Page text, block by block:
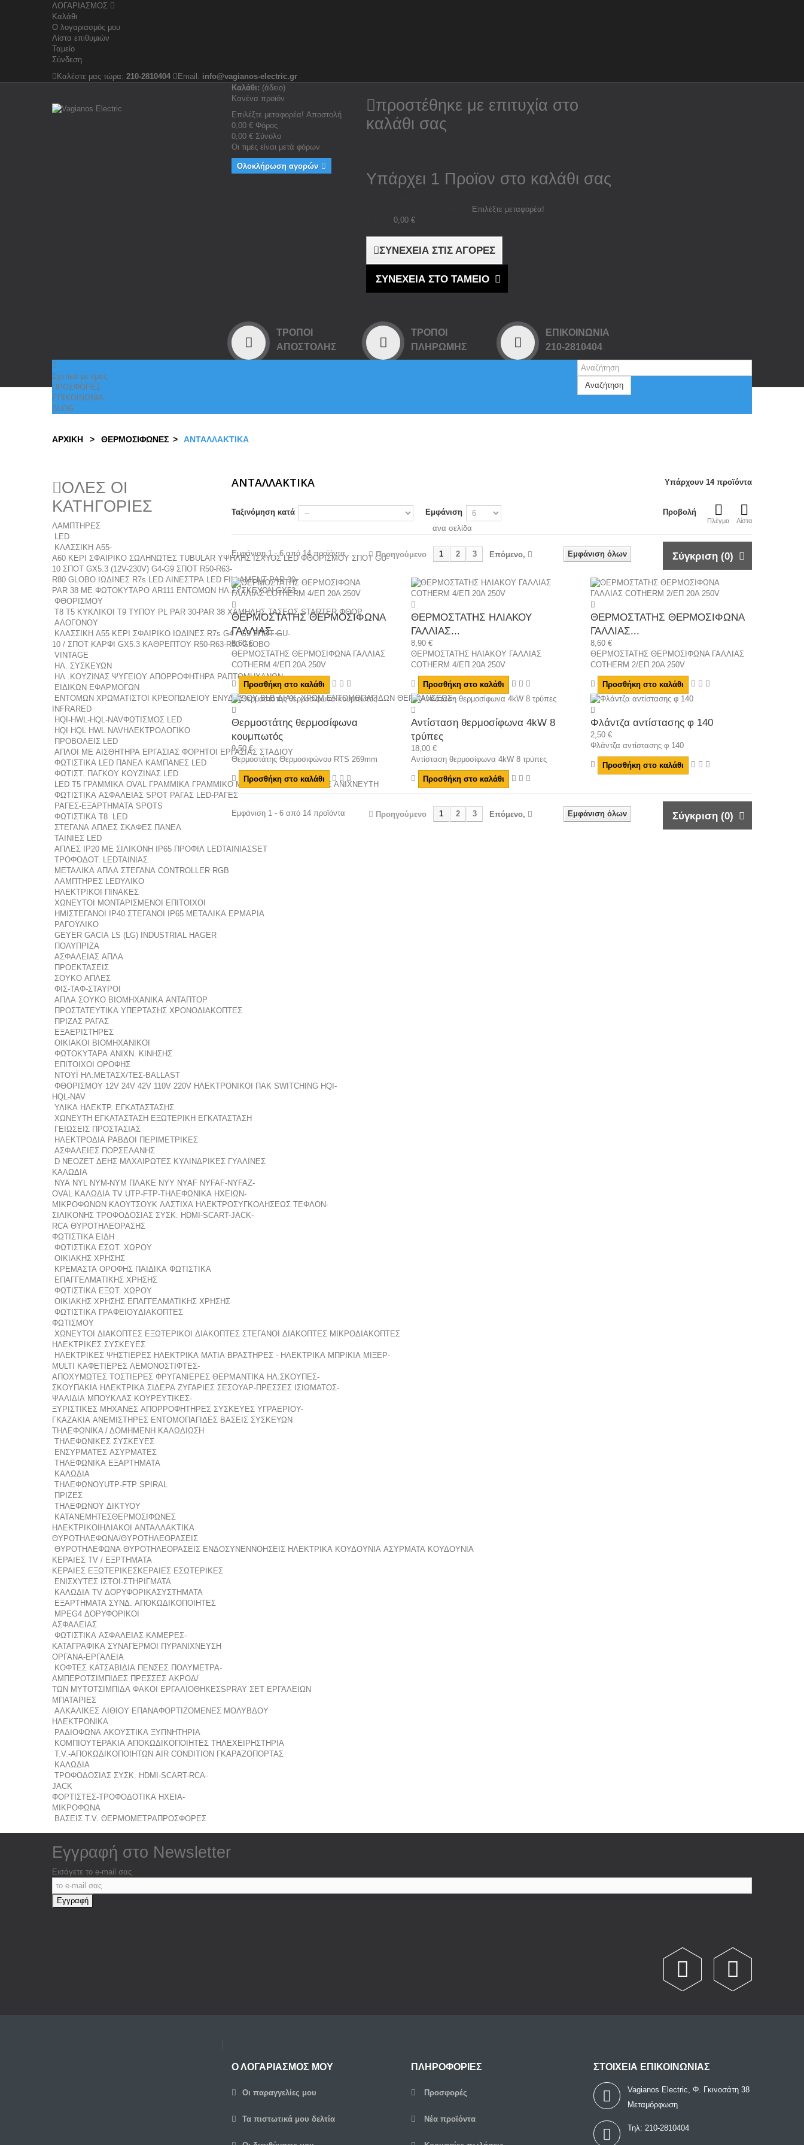
ΛΟΓΑΡΙΑΣΜΟΣ
Καλάθι
Ο λογαριασμός μου
Λίστα επιθυμιών
Ταμείο
Σύνδεση
Καλέστε μας τώρα: 210-2810404 Email: info@vagianos-electric.gr
Καλάθι: (άδειο)
Κανένα προϊόν
Επιλέξτε μεταφορέα! Αποστολή
0,00 € Φόρος
0,00 € Σύνολο
Οι τιμές είναι μετά φόρων
Ολοκλήρωση αγορών
προστέθηκε με επιτυχία στο
καλάθι σας
Υπάρχει 1 Προϊον στο καλάθι σας
Επιλέξτε μεταφορέα!
0,00 €
ΣΥΝΕΧΕΙΑ ΣΤΙΣ ΑΓΟΡΕΣ
ΣΥΝΕΧΕΙΑ ΣΤΟ ΤΑΜΕΙΟ
ΤΡΌΠΟΙ
ΑΠΟΣΤΟΛΉΣ
ΤΡΌΠΟΙ
ΠΛΗΡΩΜΉΣ
ΕΠΙΚΟΙΝΩΝΙΑ
210-2810404
Αναζήτηση
Σχετικά με έμας
ΠΡΟΣΦΟΡΕΣ
EΠΙΚΟΙΝΩΝΙΑ
BLOG
ΑΡΧΙΚΉ > ΘΕΡΜΟΣΙΦΩΝΕΣ > ΑΝΤΑΛΛΑΚΤΙΚΑ
ΟΛΕΣ ΟΙ
ΚΑΤΗΓΟΡΙΕΣ
ΛΑΜΠΤΗΡΕΣ
LED
ΚΛΑΣΣΙΚΗ Α55-
Α60 ΚΕΡΙ ΣΦΑΙΡΙΚΟ ΣΩΛΗΝΩΤΕΣ TUBULAR ΥΨΗΛΗΣ ΙΣΧΥΟΣLED ΦΘΟΡΙΣΜΟΥ ΣΠΟΤ GU-
10 ΣΠΟΤ GX5.3 (12V-230V) G4-G9 ΣΠΟΤ R50-R63-
R80 GLOBO ΙΩΔΙΝΕΣ R7s LED ΛΙΝΕΣΤΡΑ LED FILLAMENTPAR 30-
PAR 38 ΜΕ ΦΩΤΟΚΥΤΑΡΟ AR111 ΕΝΤΟΜΩΝ ΗΛ.ΣΥΣΚΕΥΩΝGX53
ΦΘΟΡΙΣΜΟΥ
T8 T5 ΚΥΚΛΙΚΟΙ Τ9 ΤΥΠΟΥ PL PAR 30-PAR 38 ΧΑΜΗΛΗΣ ΤΑΣΕΩΣSTARTER ΦΘΟΡ
ΑΛΟΓΟΝΟΥ
ΚΛΑΣΣΙΚΗ Α55 ΚΕΡΙ ΣΦΑΙΡΙΚΟ ΙΩΔΙΝΕΣ R7s G4 / G9ΣΠΟΤ GU-
10 / ΣΠΟΤ ΚΑΡΦΙ GX5.3 ΚΑΘΡΕΠΤΟΥ R50-R63-R80GLOBO
VINTAGE
ΗΛ. ΣΥΣΚΕΥΩΝ
ΗΛ .ΚΟΥΖΙΝΑΣ ΨΥΓΕΙΟΥ ΑΠΟΡΡΟΦΗΤΗΡΑ ΡΑΠΤΟΜΗΧΑΝΩΝ
ΕΙΔΙΚΩΝ ΕΦΑΡΜΟΓΩΝ
ΕΝΤΟΜΩΝ ΧΡΩΜΑΤΙΣΤΟΙ ΚΡΕΟΠΩΛΕΙΟΥ ΕΝΥΔΡΕΙΟΥBLB ΔΙΑΧ. ΧΡΩΜΕΝΤΟΜΟΠΑΓΙΔΩΝ ΘΕΡΜΑΝΣΕΩΣ-
INFRARED
HQI-HWL-HQL-NAV
HQI
HQL HWL NAV
ΦΩΤΙΣΜΟΣ LED
ΠΡΟΒΟΛΕΙΣ LED
ΑΠΛΟΙ
ΜΕ ΑΙΣΘΗΤΗΡΑ ΕΡΓΑΣΙΑΣ ΦΟΡΗΤΟΙ ΕΡΓΑΣΙΑΣ ΣΤΑΔΙΟΥ
ΦΩΤΙΣΤΙΚΑ LED ΠΑΝΕΛ ΚΑΜΠΑΝΕΣ LED
ΦΩΤΙΣΤ. ΠΑΓΚΟΥ ΚΟΥΖΙΝΑΣ LED
LED T5 ΓΡΑΜΜΙΚΑ OVAL ΓΡΑΜΜΙΚΑ ΓΡΑΜΜΙΚΟ ΜΕ ΠΡΙΖΑΓΡΑΜΜΙΚΟ ΜΕ ΑΝΙΧΝΕΥΤΗ
ΦΩΤΙΣΤΙΚΑ ΑΣΦΑΛΕΙΑΣ SPOT ΡΑΓΑΣ LED-ΡΑΓΕΣ
ΡΑΓΕΣ-ΕΞΑΡΤΗΜΑΤΑ SPOTS
ΦΩΤΙΣΤΙΚΑ Τ8 LED
ΣΤΕΓΑΝΑ ΑΠΛΕΣ ΣΚΑΦΕΣ ΠΑΝΕΛ
TAINIΕΣ LED
ΑΠΛΕΣ IP20 ΜΕ ΣΙΛΙΚΟΝΗ IP65 ΠΡΟΦΙΛ LEDΤΑΙΝΙΑΣSET
ΤΡΟΦΟΔΟΤ. LEDΤΑΙΝΙΑΣ
ΜΕΤΑΛΙΚΑ ΑΠΛΑ ΣΤΕΓΑΝΑ CONTROLLER RGB
ΛΑΜΠΤΗΡΕΣ LED
ΗΛΕΚΤΡΟΛΟΓΙΚΟ
ΥΛΙΚΟ
ΗΛΕΚΤΡΙΚΟΙ ΠΙΝΑΚΕΣ
ΧΩΝΕΥΤΟΙ
ΜΟΝΤΑΡΙΣΜΕΝΟΙ
ΕΠΙΤΟΙΧΟΙ
ΗΜΙΣΤΕΓΑΝΟΙ IP40 ΣΤΕΓΑΝΟΙ IP65 ΜΕΤΑΛΙΚΑ ΕΡΜΑΡΙΑ
ΡΑΓΟΫΛΙΚΟ
GEYER GACIA LS (LG) INDUSTRIAL HAGER
ΠΟΛΥΠΡΙΖΑ
ΑΣΦΑΛΕΙΑΣ ΑΠΛΑ
ΠΡΟΕΚΤΑΣΕΙΣ
ΣΟΥΚΟ ΑΠΛΕΣ
ΦΙΣ-ΤΑΦ-ΣΤΑΥΡΟΙ
ΑΠΛΑ ΣΟΥΚΟ ΒΙΟΜΗΧΑΝΙΚΑ ΑΝΤΑΠΤΟΡ
ΠΡΟΣΤΑΤΕΥΤΙΚΑ ΥΠΕΡΤΑΣΗΣ ΧΡΟΝΟΔΙΑΚΟΠΤΕΣ
ΠΡΙΖΑΣ ΡΑΓΑΣ
ΕΞΑΕΡΙΣΤΗΡΕΣ
ΟΙΚΙΑΚΟΙ
ΒΙΟΜΗΧΑΝΙΚΟΙ
ΦΩΤΟΚΥΤΑΡΑ ΑΝΙΧΝ. ΚΙΝΗΣΗΣ
ΕΠΙΤΟΙΧΟΙ ΟΡΟΦΗΣ
ΝΤΟΥΪ
ΗΛ.ΜΕΤΑΣΧ/ΤΕΣ-BALLAST
ΦΘΟΡΙΣΜΟΥ 12V 24V 42V 110V 220V ΗΛΕΚΤΡΟΝΙΚΟΙ ΠΑΚ SWITCHING HQI-
HQL-NAV
ΥΛΙΚΑ ΗΛΕΚΤΡ. ΕΓΚΑΤΑΣΤΑΣΗΣ
ΧΩΝΕΥΤΗ ΕΓΚΑΤΑΣΤΑΣΗ ΕΞΩΤΕΡΙΚΗ ΕΓΚΑΤΑΣΤΑΣΗ
ΓΕΙΩΣΕΙΣ ΠΡΟΣΤΑΣΙΑΣ
ΗΛΕΚΤΡΟΔΙΑ ΡΑΒΔΟΙ
ΠΕΡΙΜΕΤΡΙΚΕΣ
ΑΣΦΑΛΕΙΕΣ ΠΟΡΣΕΛΑΝΗΣ
D NEOZET ΔΕΗΣ ΜΑΧΑΙΡΩΤΕΣ ΚΥΛΙΝΔΡΙΚΕΣ ΓΥΑΛΙΝΕΣ
ΚΑΛΩΔΙΑ
NYA NYL NYM-NYM ΠΛΑΚΕ NYY NYAF NYFAF-NYFAZ-
OVAL ΚΑΛΩΔΙΑ TV UTP-FTP-ΤΗΛΕΦΩΝΙΚΑ ΗΧΕΙΩΝ-
ΜΙΚΡΟΦΩΝΩΝ ΚΑΟΥΤΣΟΥΚ ΛΑΣΤΙΧΑ ΗΛΕΚΤΡΟΣΥΓΚΟΛΗΣΕΩΣ ΤΕΦΛΟΝ-
ΣΙΛΙΚΟΝΗΣ ΤΡΟΦΟΔΟΣΙΑΣ ΣΥΣΚ. HDMI-SCART-JACK-
RCA ΘΥΡΟΤΗΛΕΟΡΑΣΗΣ
ΦΩΤΙΣΤΙΚΑ ΕΙΔΗ
ΦΩΤΙΣΤΙΚΑ ΕΣΩΤ. ΧΩΡΟΥ
ΟΙΚΙΑΚΗΣ ΧΡΗΣΗΣ
ΚΡΕΜΑΣΤΑ ΟΡΟΦΗΣ ΠΑΙΔΙΚΑ ΦΩΤΙΣΤΙΚΑ
ΕΠΑΓΓΕΛΜΑΤΙΚΗΣ ΧΡΗΣΗΣ
ΦΩΤΙΣΤΙΚΑ ΕΞΩΤ. ΧΩΡΟΥ
ΟΙΚΙΑΚΗΣ ΧΡΗΣΗΣ ΕΠΑΓΓΕΛΜΑΤΙΚΗΣ ΧΡΗΣΗΣ
ΦΩΤΙΣΤΙΚΑ ΓΡΑΦΕΙΟΥΔΙΑΚΟΠΤΕΣ
ΦΩΤΙΣΜΟΥ
ΧΩΝΕΥΤΟΙ ΔΙΑΚΟΠΤΕΣ ΕΞΩΤΕΡΙΚΟΙ ΔΙΑΚΟΠΤΕΣ ΣΤΕΓΑΝΟΙ ΔΙΑΚΟΠΤΕΣ ΜΙΚΡΟΔΙΑΚΟΠΤΕΣ
ΗΛΕΚΤΡΙΚΕΣ ΣΥΣΚΕΥΕΣ
ΗΛΕΚΤΡΙΚΕΣ ΨΗΣΤΙΕΡΕΣ ΗΛΕΚΤΡΙΚΑ ΜΑΤΙΑ ΒΡΑΣΤΗΡΕΣ - ΗΛΕΚΤΡΙΚΑ ΜΠΡΙΚΙΑ ΜΙΞΕΡ-
MULTI
ΚΑΦΕΤΙΕΡΕΣ ΛΕΜΟΝΟΣΤΙΦΤΕΣ-
ΑΠΟΧΥΜΩΤΕΣ ΤΟΣΤΙΕΡΕΣ ΦΡΥΓΑΝΙΕΡΕΣ ΘΕΡΜΑΝΤΙΚΑ ΗΛ.ΣΚΟΥΠΕΣ-
ΣΚΟΥΠΑΚΙΑ ΗΛΕΚΤΡΙΚΑ ΣΙΔΕΡΑ ΖΥΓΑΡΙΕΣ ΣΕΣΟΥΑΡ-ΠΡΕΣΣΕΣ ΙΣΙΩΜΑΤΟΣ-
ΨΑΛΙΔΙΑ ΜΠΟΥΚΛΑΣ ΚΟΥΡΕΥΤΙΚΕΣ-
ΞΥΡΙΣΤΙΚΕΣ ΜΗΧΑΝΕΣ ΑΠΟΡΡΟΦΗΤΗΡΕΣ ΣΥΣΚΕΥΕΣ ΥΓΡΑΕΡΙΟΥ-
ΓΚΑΖΑΚΙΑ ΑΝΕΜΙΣΤΗΡΕΣ ΕΝΤΟΜΟΠΑΓΙΔΕΣ ΒΑΣΕΙΣ ΣΥΣΚΕΥΩΝ
ΤΗΛΕΦΩΝΙΚΑ / ΔΟΜΗΜΕΝΗ ΚΑΛΩΔΙΩΣΗ
ΤΗΛΕΦΩΝΙΚΕΣ ΣΥΣΚΕΥΕΣ
ΕΝΣΥΡΜΑΤΕΣ ΑΣΥΡΜΑΤΕΣ
ΤΗΛΕΦΩΝΙΚΑ ΕΞΑΡΤΗΜΑΤΑ
ΚΑΛΩΔΙΑ
ΤΗΛΕΦΩΝΟΥUTP-FTP SPIRAL
ΠΡΙΖΕΣ
ΤΗΛΕΦΩΝΟΥ ΔΙΚΤΥΟΥ
ΚΑΤΑΝΕΜΗΤΕΣΘΕΡΜΟΣΙΦΩΝΕΣ
ΗΛΕΚΤΡΙΚΟΙ ΗΛΙΑΚΟΙ ΑΝΤΑΛΛΑΚΤΙΚΑ
ΘΥΡΟΤΗΛΕΦΩΝΑ/ΘΥΡΟΤΗΛΕΟΡΑΣΕΙΣ
ΘΥΡΟΤΗΛΕΦΩΝΑ ΘΥΡΟΤΗΛΕΟΡΑΣΕΙΣ ΕΝΔΟΣΥΝΕΝΝΟΗΣΕΙΣ ΗΛΕΚΤΡΙΚΑ ΚΟΥΔΟΥΝΙΑ ΑΣΥΡΜΑΤΑ ΚΟΥΔΟΥΝΙΑ
ΚΕΡΑΙΕΣ TV / ΕΞΡΤΗΜΑΤΑ
ΚΕΡΑΙΕΣ ΕΞΩΤΕΡΙΚΕΣΚΕΡΑΙΕΣ ΕΣΩΤΕΡΙΚΕΣ
ΕΝΙΣΧΥΤΕΣ ΙΣΤΟΙ-ΣΤΗΡΙΓΜΑΤΑ
ΚΑΛΩΔΙΑ TV ΔΟΡΥΦΟΡΙΚΑ
ΕΞΑΡΤΗΜΑΤΑ ΣΥΝΔ. ΑΠΟΚΩΔΙΚΟΠΟΙΗΤΕΣ
MPEG4 ΔΟΡΥΦΟΡΙΚΟΙ
ΣΥΣΤΗΜΑΤΑ
ΑΣΦΑΛΕΙΑΣ
ΦΩΤΙΣΤΙΚΑ ΑΣΦΑΛΕΙΑΣ ΚΑΜΕΡΕΣ-
ΚΑΤΑΓΡΑΦΙΚΑ ΣΥΝΑΓΕΡΜΟΙ
ΠΥΡΑΝΙΧΝΕΥΣΗ
ΟΡΓΑΝΑ-ΕΡΓΑΛΕΙΑ
ΚΟΦΤΕΣ ΚΑΤΣΑΒΙΔΙΑ ΠΕΝΣΕΣ ΠΟΛΥΜΕΤΡΑ-
ΑΜΠΕΡΟΤΣΙΜΠΙΔΕΣ ΠΡΕΣΣΕΣ ΑΚΡΟΔ/
ΤΩΝ ΜΥΤΟΤΣΙΜΠΙΔΑ ΦΑΚΟΙ ΕΡΓΑΛΙΟΘΗΚΕΣSPRAY ΣΕΤ ΕΡΓΑΛΕΙΩΝ
ΜΠΑΤΑΡΙΕΣ
ΑΛΚΑΛΙΚΕΣ ΛΙΘΙΟΥ ΕΠΑΝΑΦΟΡΤΙΖΟΜΕΝΕΣ ΜΟΛΥΒΔΟΥ
ΗΛΕΚΤΡΟΝΙΚΑ
ΡΑΔΙΟΦΩΝΑ ΑΚΟΥΣΤΙΚΑ ΞΥΠΝΗΤΗΡΙΑ
ΚΟΜΠΙΟΥΤΕΡΑΚΙΑ ΑΠΟΚΩΔΙΚΟΠΟΙΗΤΕΣ ΤΗΛΕΧΕΙΡΗΣΤΗΡΙΑ
T.V.-ΑΠΟΚΩΔΙΚΟΠΟΙΗΤΩΝ AIR CONDITION ΓΚΑΡΑΖΟΠΟΡΤΑΣ
ΚΑΛΩΔΙΑ
ΤΡΟΦΟΔΟΣΙΑΣ ΣΥΣΚ. HDMI-SCART-RCA-
JACK
ΦΟΡΤΙΣΤΕΣ-ΤΡΟΦΟΔΟΤΙΚΑ ΗΧΕΙΑ-
ΜΙΚΡΟΦΩΝΑ
ΒΑΣΕΙΣ T.V. ΘΕΡΜΟΜΕΤΡΑΠΡΟΣΦΟΡΕΣ
ΑΝΤΑΛΛΑΚΤΙΚΑ Υπάρχουν 14 προϊόντα
Προβολή
Πλέγμα Λίστα
Ταξινόμηση κατά
Εμφάνιση
ανα σελίδα
Σύγκριση (0)
Εμφάνιση όλων
Προηγούμενο 1 2 3 Επόμενο,
Εμφάνιση 1 - 6 από 14 προϊόντα
ΘΕΡΜΟΣΤΑΤΗΣ ΘΕΡΜΟΣΙΦΩΝΑ
ΓΑΛΛΙΑΣ...
8,60 €
ΘΕΡΜΟΣΤΑΤΗΣ ΘΕΡΜΟΣΙΦΩΝΑ ΓΑΛΛΙΑΣ
COTHERM 4/ΕΠ 20Α 250V
Προσθήκη στο καλάθι
ΘΕΡΜΟΣΤΑΤΗΣ ΗΛΙΑΚΟΥ
ΓΑΛΛΙΑΣ...
8,90 €
ΘΕΡΜΟΣΤΑΤΗΣ ΗΛΙΑΚΟΥ ΓΑΛΛΙΑΣ
COTHERM 4/ΕΠ 20Α 250V
Προσθήκη στο καλάθι
ΘΕΡΜΟΣΤΑΤΗΣ ΘΕΡΜΟΣΙΦΩΝΑ
ΓΑΛΛΙΑΣ...
8,60 €
ΘΕΡΜΟΣΤΑΤΗΣ ΘΕΡΜΟΣΙΦΩΝΑ ΓΑΛΛΙΑΣ
COTHERM 2/ΕΠ 20Α 250V
Προσθήκη στο καλάθι
Θερμοστάτης θερμοσίφωνα
κουμπωτός
9,50 €
Θερμοστάτης Θερμοσιφώνου RTS 269mm
Προσθήκη στο καλάθι
Αντίσταση θερμοσίφωνα 4kW 8
τρύπες
18,00 €
Αντίσταση θερμοσίφωνα 4kW 8 τρύπες
Προσθήκη στο καλάθι
Φλάντζα αντίστασης φ 140
2,50 €
Φλάντζα αντίστασης φ 140
Προσθήκη στο καλάθι
Σύγκριση (0)
Εμφάνιση όλων
Προηγούμενο 1 2 3 Επόμενο,
Εμφάνιση 1 - 6 από 14 προϊόντα
Eγγραφή στο Νewsletter
Εισάγετε το e-mail σας
Εγγραφή
Ο ΛΟΓΑΡΙΑΣΜΌΣ ΜΟΥ
Οι παραγγελίες μου
Τα πιστωτικά μου δελτία
ΠΛΗΡΟΦΟΡΊΕΣ
Προσφορές
Νέα προϊόντα
ΣΤΟΙΧΕΙΑ ΕΠΙΚΟΙΝΩΝΙΑΣ
Vagianos Electric, Φ. Γκινοσάτη 38
Μεταμόρφωση
Τηλ: 210-2810404